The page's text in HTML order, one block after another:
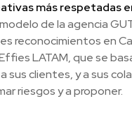
más respetadas
de la agencia
reconocimientos en
LATAM, que se
sus clientes, y a sus
riesgos y a proponer.